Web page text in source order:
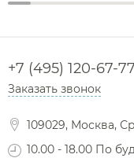
+7 (495) 120-67-77
Заказать звонок
109029, Москва,
10.00 - 18.00 По